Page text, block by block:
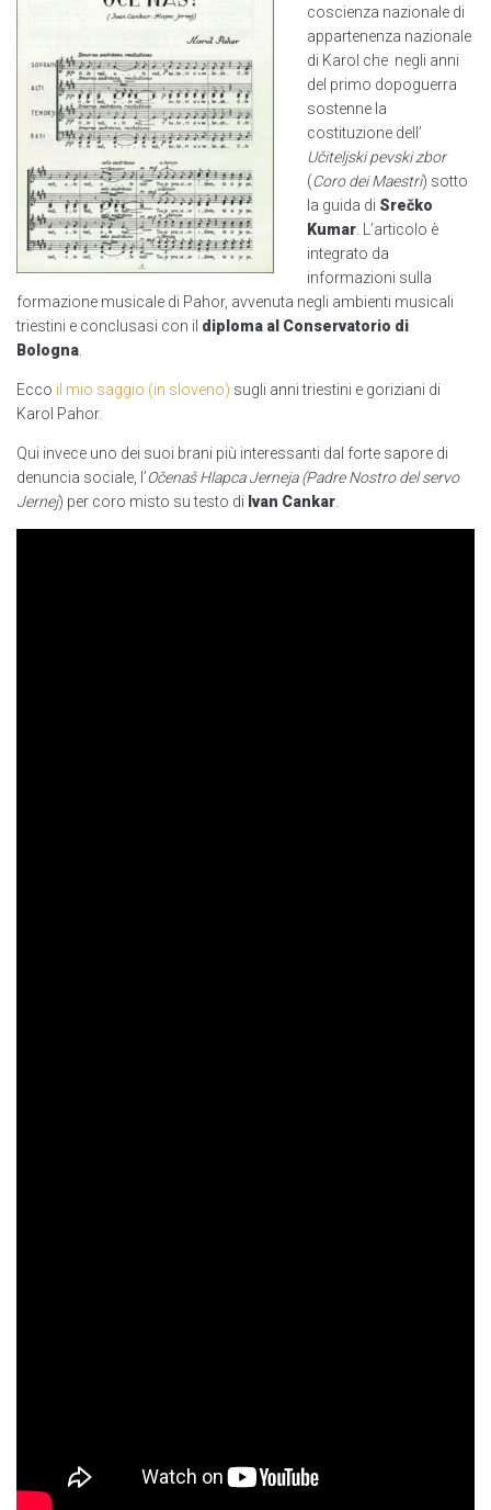
coscienza nazionale di
appartenenza nazionale
di Karol che negli anni
del primo dopoguerra
sostenne la
costituzione dell’
Učiteljski pevski zbor
(Coro dei Maestri) sotto
la guida di Srečko
Kumar . L’articolo è
integrato da
informazioni sulla
formazione musicale di Pahor, avvenuta negli ambienti musicali
triestini e conclusasi con il diploma al Conservatorio di
Bologna
Ecco il mio saggio (in sloveno) sugli anni triestini e goriziani di
Karol Pahor.
Qui invece uno dei suoi brani più interessanti dal forte sapore di
denuncia sociale, l’Očenaš Hlapca Jerneja (Padre Nostro del servo
Jernej) per coro misto su testo di Ivan Cankar